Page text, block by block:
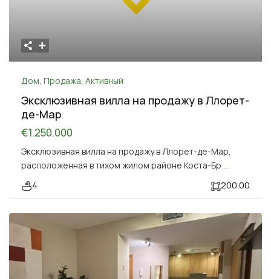
Дом Продажа Активный
Эксклюзивная вилла на продажу в Ллорет-
де-Мар
€1.250.000
Эксклюзивная вилла на продажу в Ллорет-де-Мар,
расположенная в тихом жилом районе Коста-Бр
4
200.00